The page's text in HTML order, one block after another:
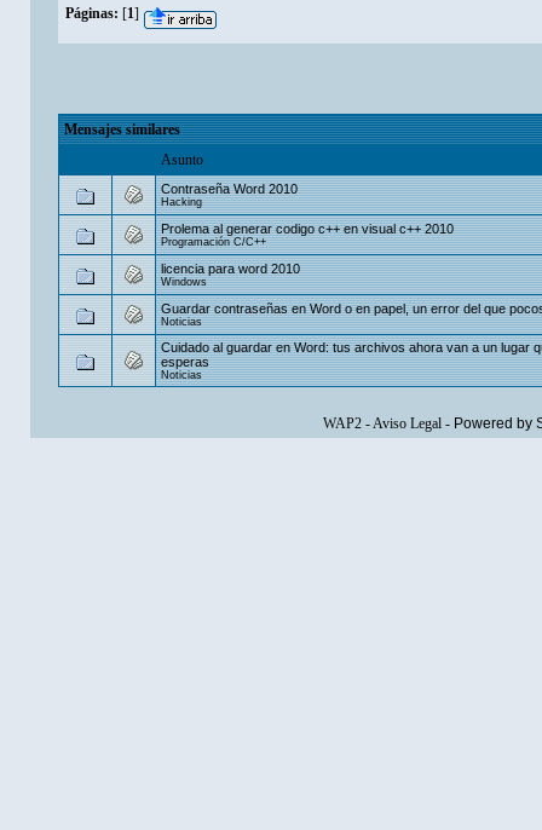
Páginas: [1]
Mensajes similares
Asunto
Contraseña Word 2010
Hacking
Prolema al generar codigo c++ en visual c++ 2010
Programación C/C++
licencia para word 2010
Windows
Guardar contraseñas en Word o en papel, un error del que
Noticias
Cuidado al guardar en Word: tus archivos ahora van a un lugar
esperas
Noticias
WAP2-Aviso Legal- Powered by